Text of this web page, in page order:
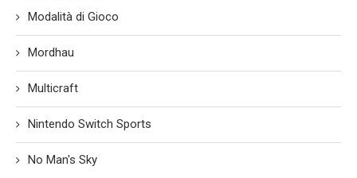
Modalità di Gioco
Mordhau
Multicraft
Nintendo Switch Sports
No Man's Sky